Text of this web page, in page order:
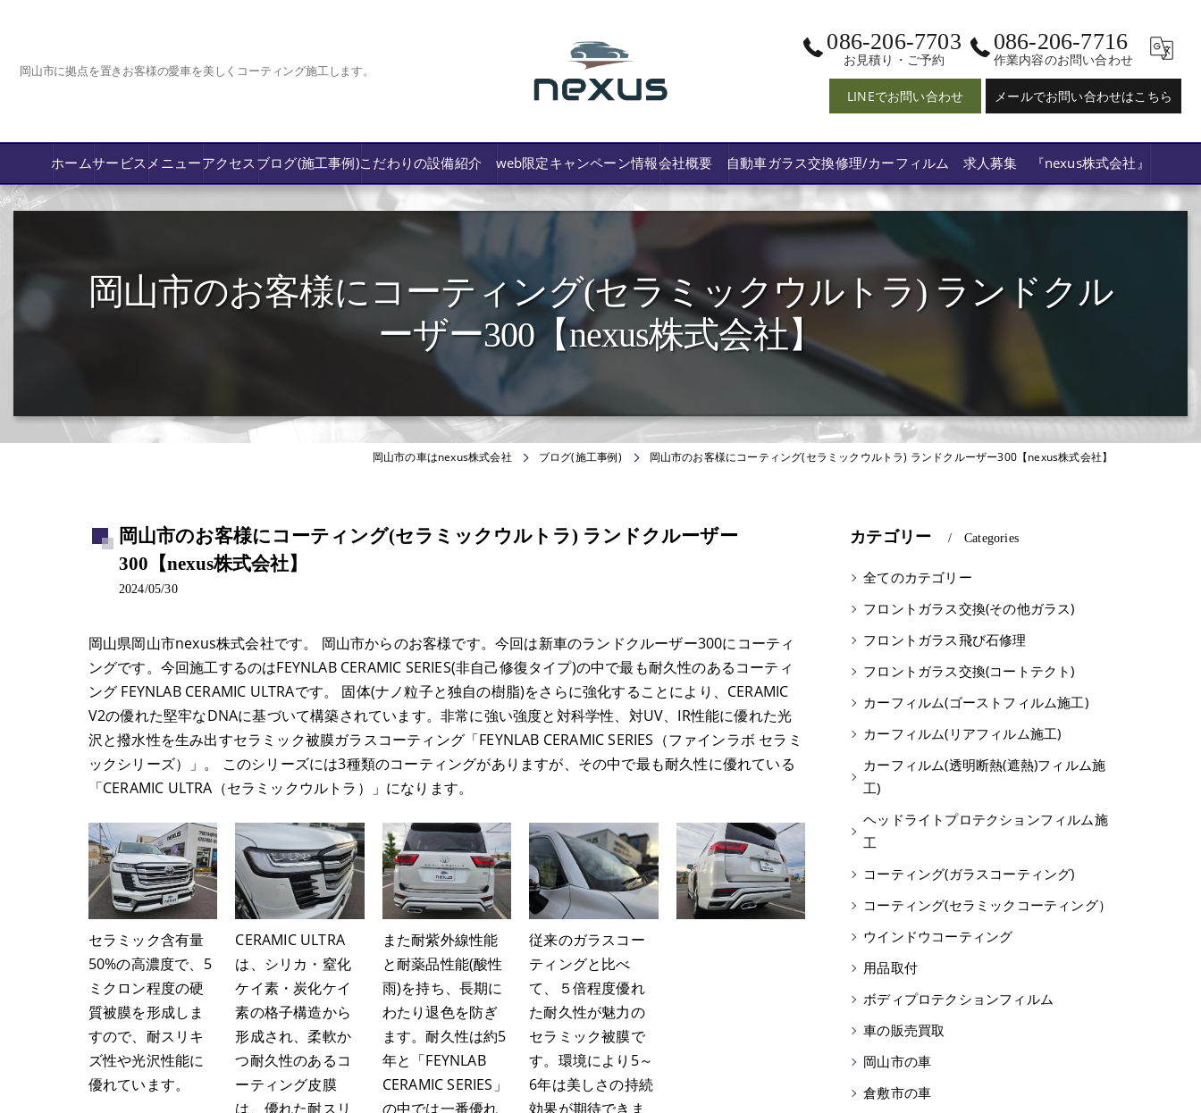
岡山市に拠点を置きお客様の愛車を美しくコーティング施工します。
086-206-7703
お見積り・ご予約
086-206-7716
作業内容のお問い合わせ
LINEでお問い合わせ メールでお問い合わせはこちら
ホームサービス メニュー
フロントガラス飛び石傷/補修修理か交換/費用や保険修理の可否など解説
カー用品取付･車販売･買取(ﾄﾞﾗﾚｺ･ﾅﾋﾞ等)
アクセス ブログ(施工事例)こだわりの設備紹介 web限定キャンペーン情報会社概要 自動車ガラス交換修理/カーフィルム 求人募集 『nexus株式会社』
岡山市のお客様にコーティング(セラミックウルトラ) ランドクル
ーザー300【nexus株式会社】
岡山市の車はnexus株式会社 ブログ(施工事例) 岡山市のお客様にコーティング(セラミックウルトラ) ランドクルーザー300【nexus株式会社】
岡山市のお客様にコーティング(セラミックウルトラ) ランドクルーザー
300【nexus株式会社】
2024/05/30
岡山県岡山市nexus株式会社です。 岡山市からのお客様です。今回は新車のランドクルーザー300にコーティ
ングです。今回施工するのはFEYNLAB CERAMIC SERIES(非自己修復タイプ)の中で最も耐久性のあるコーティ
ング FEYNLAB CERAMIC ULTRAです。 固体(ナノ粒子と独自の樹脂)をさらに強化することにより、CERAMIC
V2の優れた堅牢なDNAに基づいて構築されています。非常に強い強度と対科学性、対UV、IR性能に優れた光
沢と撥水性を生み出すセラミック被膜ガラスコーティング「FEYNLAB CERAMIC SERIES（ファインラボ セラミ
ックシリーズ）」。 このシリーズには3種類のコーティングがありますが、その中で最も耐久性に優れている
「CERAMIC ULTRA（セラミックウルトラ）」になります。
セラミック含有量
50%の高濃度で、5
ミクロン程度の硬
質被膜を形成しま
すので、耐スリキ
ズ性や光沢性能に
優れています。
CERAMIC ULTRA
は、シリカ・窒化
ケイ素・炭化ケイ
素の格子構造から
形成され、柔軟か
つ耐久性のあるコ
ーティング皮膜
は、優れた耐スリ
また耐紫外線性能
と耐薬品性能(酸性
雨)を持ち、長期に
わたり退色を防ぎ
ます。耐久性は約5
年と「FEYNLAB
CERAMIC SERIES」
の中では一番優れ
従来のガラスコー
ティングと比べ
て、５倍程度優れ
た耐久性が魅力の
セラミック被膜で
す。環境により5～
6年は美しさの持続
効果が期待できま
カテゴリー Categories
全てのカテゴリー
フロントガラス交換(その他ガラス)
フロントガラス飛び石修理
フロントガラス交換(コートテクト)
カーフィルム(ゴーストフィルム施工)
カーフィルム(リアフィルム施工)
カーフィルム(透明断熱(遮熱)フィルム施
工)
ヘッドライトプロテクションフィルム施
工
コーティング(ガラスコーティング)
コーティング(セラミックコーティング）
ウインドウコーティング
用品取付
ボディプロテクションフィルム
車の販売買取
岡山市の車
倉敷市の車